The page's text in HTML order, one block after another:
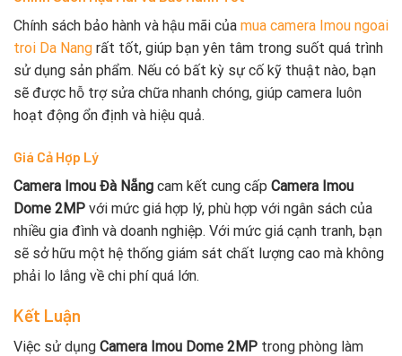
Chính sách bảo hành và hậu mãi của mua camera Imou ngoai
troi Da Nang rất tốt, giúp bạn yên tâm trong suốt quá trình
sử dụng sản phẩm. Nếu có bất kỳ sự cố kỹ thuật nào, bạn
sẽ được hỗ trợ sửa chữa nhanh chóng, giúp camera luôn
hoạt động ổn định và hiệu quả.
Giá Cả Hợp Lý
Camera Imou Đà Nẵng cam kết cung cấp Camera Imou
Dome 2MP với mức giá hợp lý, phù hợp với ngân sách của
nhiều gia đình và doanh nghiệp. Với mức giá cạnh tranh, bạn
sẽ sở hữu một hệ thống giám sát chất lượng cao mà không
phải lo lắng về chi phí quá lớn.
Kết Luận
Việc sử dụng Camera Imou Dome 2MP trong phòng làm